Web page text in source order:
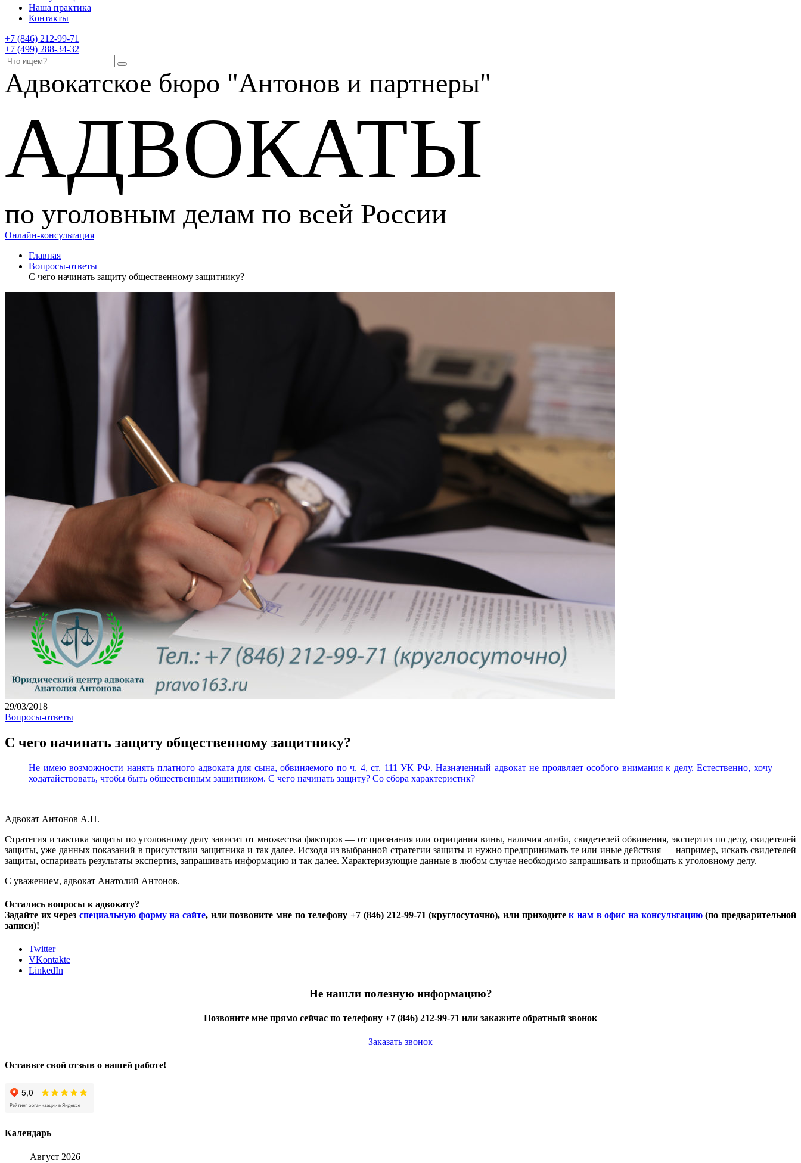
Наша практика
Контакты
+7 (846) 212-99-71
+7 (499) 288-34-32
Адвокатское бюро "Антонов и партнеры"
АДВОКАТЫ
по уголовным делам по всей России
Онлайн-консультация
Главная
Вопросы-ответы
С чего начинать защиту общественному защитнику?
29/03/2018
Вопросы-ответы
С чего начинать защиту общественному защитнику?
Не имею возможности нанять платного адвоката для сына, обвиняемого по ч. 4, ст. 111 УК РФ. Назначенный адвокат не проявляет особого внимания к делу. Естественно, хочу
ходатайствовать, чтобы быть общественным защитником. С чего начинать защиту? Со сбора характеристик?
Адвокат Антонов А.П.
Стратегия и тактика защиты по уголовному делу зависит от множества факторов — от признания или отрицания вины, наличия алиби, свидетелей обвинения, экспертиз по делу, свидетелей
защиты, уже данных показаний в присутствии защитника и так далее. Исходя из выбранной стратегии защиты и нужно предпринимать те или иные действия — например, искать свидетелей
защиты, оспаривать результаты экспертиз, запрашивать информацию и так далее. Характеризующие данные в любом случае необходимо запрашивать и приобщать к уголовному делу.
С уважением, адвокат Анатолий Антонов.
Остались вопросы к адвокату?
Задайте их черезспециальную форму на сайте, или позвоните мне по телефону +7 (846) 212-99-71 (круглосуточно), или приходитек нам в офис на консультацию(по предварительной
записи)!
Twitter
VKontakte
LinkedIn
Не нашли полезную информацию?
Позвоните мне прямо сейчас по телефону +7 (846) 212-99-71 или закажите обратный звонок
Заказать звонок
Оставьте свой отзыв о нашей работе!
Календарь
Август 2026